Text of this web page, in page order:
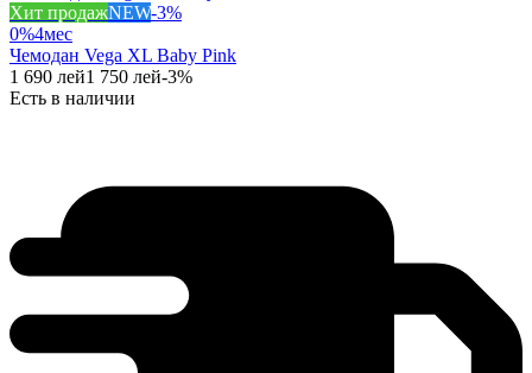
Хит продажNEW-3%
0%4мес
Чемодан Vega XL Baby Pink
1 690 лей1 750 лей-3%
Есть в наличии